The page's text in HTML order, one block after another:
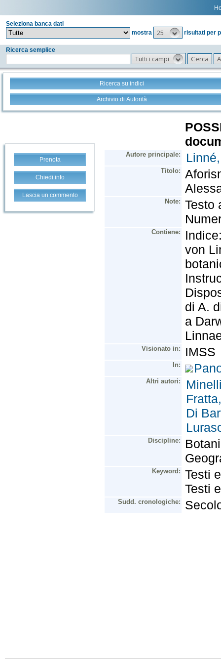
Seleziona banca dati
mostra
25 risultati per
Ricerca semplice
Tutti i campi
Ricerca su indici
Archivio di Autorità
Prenota
Chiedi info
Lascia un commento